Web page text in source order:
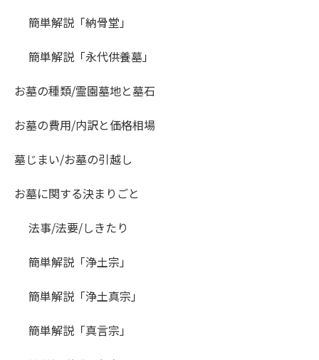
簡単解説「納骨堂」
簡単解説「永代供養墓」
お墓の種類/霊園墓地と墓石
お墓の費用/内訳と価格相場
墓じまい/お墓の引越し
お墓に関する決まりごと
法事/法要/しきたり
簡単解説「浄土宗」
簡単解説「浄土真宗」
簡単解説「真言宗」